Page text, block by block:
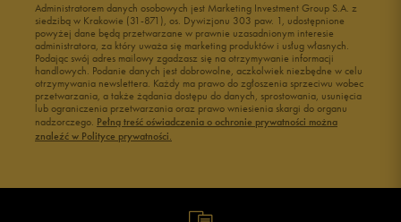
Administratorem danych osobowych jest Marketing Investment Group S.A. z
siedzibą w Krakowie (31-871), os. Dywizjonu 303 paw. 1, udostępnione
powyżej dane będą przetwarzane w prawnie uzasadnionym interesie
administratora, za który uważa się marketing produktów i usług własnych.
Podając swój adres mailowy zgadzasz się na otrzymywanie informacji
handlowych. Podanie danych jest dobrowolne, aczkolwiek niezbędne w celu
otrzymywania newslettera. Każdy ma prawo do zgłoszenia sprzeciwu wobec
przetwarzania, a także żądania dostępu do danych, sprostowania, usunięcia
lub ograniczenia przetwarzania oraz prawo wniesienia skargi do organu
nadzorczego. Pełną treść oświadczenia o ochronie prywatności można
znaleźć w Polityce prywatności.